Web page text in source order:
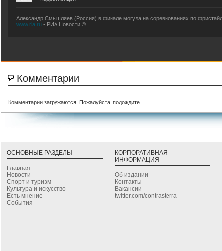
Александр Смышляев (Россия) в финале могула на соревнованиях по
www.ria.ru - РИА Новости ©
Комментарии
Комментарии загружаются. Пожалуйста, подождите
ОСНОВНЫЕ РАЗДЕЛЫ
Главная
Новости
Спорт и туризм
Культура и искусство
Есть мнение
События
КОРПОРАТИВНАЯ
ИНФОРМАЦИЯ
Об издании
Контакты
Вакансии
twitter.com/contrasterra